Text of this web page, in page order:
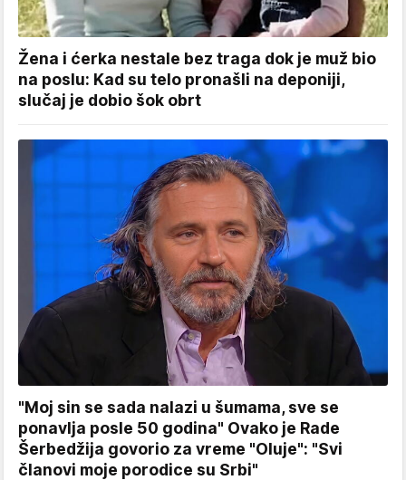
Žena i ćerka nestale bez traga dok je muž bio
na poslu: Kad su telo pronašli na deponiji,
slučaj je dobio šok obrt
"Moj sin se sada nalazi u šumama, sve se
ponavlja posle 50 godina" Ovako je Rade
Šerbedžija govorio za vreme "Oluje": "Svi
članovi moje porodice su Srbi"